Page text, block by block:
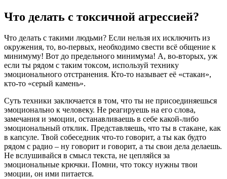
Что делать с токсичной агрессией?
Что делать с такими людьми? Если нельзя их исключить из
окружения, то, во-первых, необходимо свести всё общение к
минимуму! Вот до предельного минимума! А, во-вторых, уж
если ты рядом с таким токсом, используй технику
эмоционального отстранения. Кто-то называет её «стакан»,
кто-то «серый камень».
Суть техники заключается в том, что ты не присоединяешься
эмоционально к человеку. Не реагируешь на его слова,
замечания и эмоции, останавливаешь в себе какой-либо
эмоциональный отклик. Представляешь, что ты в стакане, как
в капсуле. Твой собеседник что-то говорит, а ты как будто
рядом с радио – ну говорит и говорит, а ты свои дела делаешь.
Не вслушивайся в смысл текста, не цепляйся за
эмоциональные крючки. Помни, что токсу нужны твои
эмоции, он ими питается.